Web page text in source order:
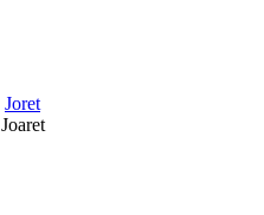
Joret
Joaret